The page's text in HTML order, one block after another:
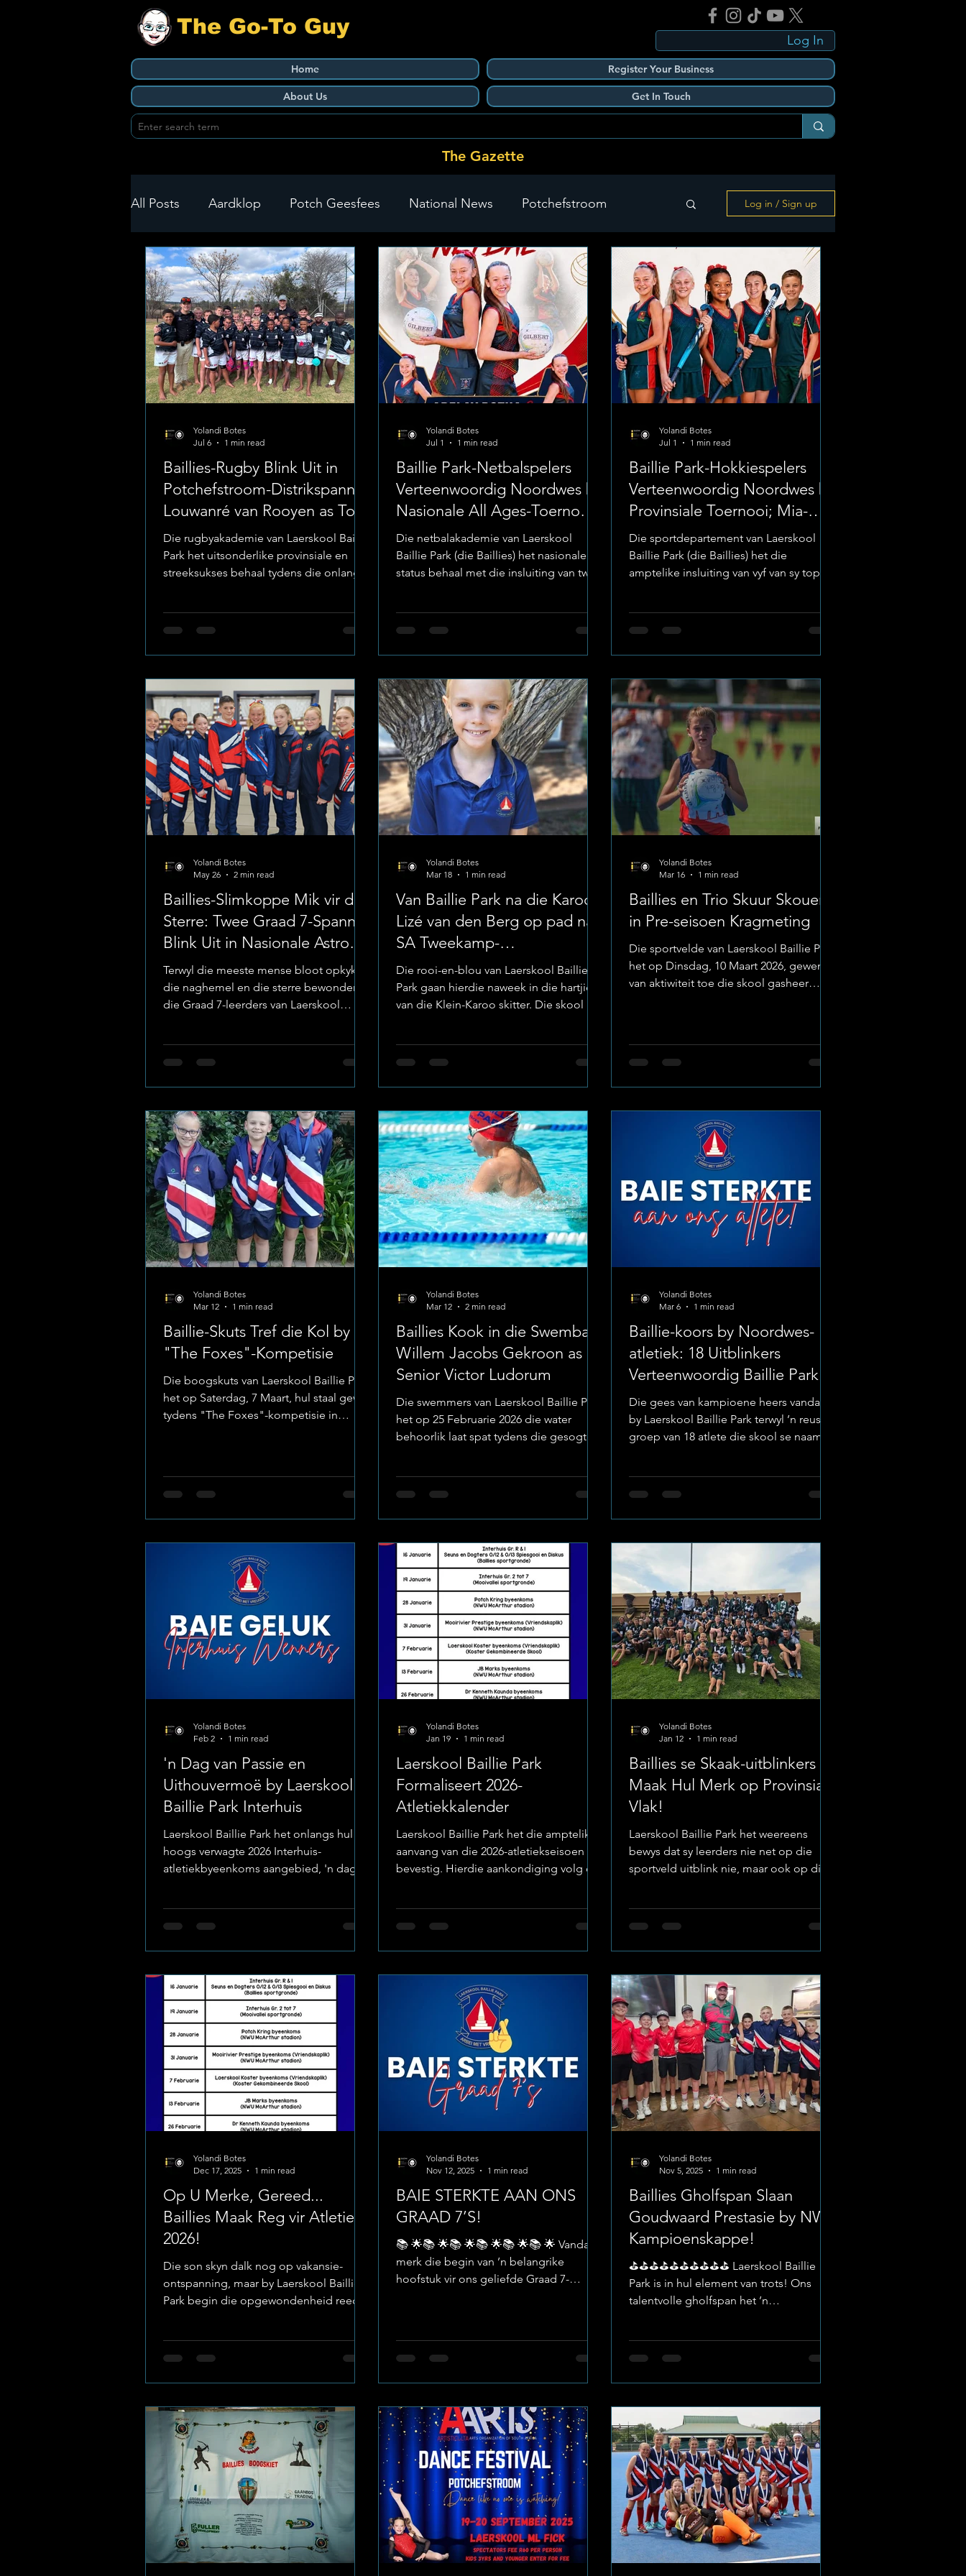
The Go-To Guy
Log In
Home
About Us
Register Your Business
Get In Touch
The Gazette
All Posts Aardklop Potch Geesfees National News Potchefstroom
Ikageng Klerksdorp Carletonville The Go-To Guy Updates Flo-Tek
Build It Green Health
Log in / Sign up
Baillies-Rugby Blink Uit in
Potchefstroom-Distrikspanne;
Louwanré van Rooyen as Top-
Voorspeler Gekroon
Die rugbyakademie van Laerskool Baillie
Park het uitsonderlike provinsiale en
streeksukses behaal tydens die onlangse
op sowel speler- as tegniese vlak
ouderdomsgroepe heen, wat weereens
die hoë gehalte van die instansie se
sportontwikkeling onderstreep. Die
toernooie het oor die afgelope naweek
op twee afsonderlike elite-platforms in
die streek plaasgevind..
Yolandi Botes
Jul 6
1 min read
Baillie Park-Netbalspelers
Verteenwoordig Noordwes by
Nasionale All Ages-Toernooi;
Lelanie Martens as Kaptein
Aanwys
Die netbalakademie van Laerskool
Baillie Park (die Baillies) het nasionale
status behaal met die insluiting van twee
Laerskool Baillie Park Adelay Botha en
provinsie by die gesogte nasionale All
Ages-netbaltoernooi. Die nasionale
kampioenskap het op 29 Junie afgeskop
en duur tot 2 Julie 2026 in Pretoria,
Gauteng. Posisies en Provinsiale
Kapteinskap Die twee Baill
Yolandi Botes
Jul 1
1 min read
Baillie Park-Hokkiespelers
Verteenwoordig Noordwes by
Provinsiale Toernooi; Mia-May
Erasmus as Kaptein Aanwys
Die sportdepartement van Laerskool
Baillie Park (die Baillies) het die
amptelike insluiting van vyf van sy top-
leerders sal vanaf 1 tot 5 Julie 2026 aan ’n
Krugersdorp deelneem. Foto: Laerskool
Baillie Park Hierdie nasionaal-erkende
platform showcase die land se elite
junior hokkietalent en dien as ’n
belangrike stap in die spelers se
sportontwikkeling. Amptelike Speler-i
Yolandi Botes
Jul 1
1 min read
Baillies-Slimkoppe Mik vir die
Sterre: Twee Graad 7-Spanne
Blink Uit in Nasionale Astro
Quiz
Terwyl die meeste mense bloot opkyk na
die naghemel en die sterre bewonder, is
die Graad 7-leerders van Laerskool
ontsyfer. Foto: Laerskool Baillie Park Die
aangekondig dat twee van hul
akademiese top-spanne met groot lof
aan die tweede rondte (Distriksafdeling)
van die nasionale Astro Quiz-vasvra
deelgeneem het. Hierdie strawwe
rondte het op Dinsdag, 19 Mei 2026
Yolandi Botes
May 26
2 min read
Van Baillie Park na die Karoo:
Lizé van den Berg op pad na
SA Tweekamp-
kampioenskappe
Die rooi-en-blou van Laerskool Baillie
Park gaan hierdie naweek in die hartjie
van die Klein-Karoo skitter. Die skool het
Noordwes-provinsie te verteenwoordig
Foto: Laerskool Baillie Park ’n Toets van
Spoed en Uithouvermoë Tweekamp is
een van die mees veeleisende
sportsoorte vir jong atlete, aangesien dit
’n kombinasie van hardloop en swem
behels. Dit verg nie net fisiese fik
Yolandi Botes
Mar 18
1 min read
Baillies en Trio Skuur Skouers
in Pre-seisoen Kragmeting
Die sportvelde van Laerskool Baillie Park
het op Dinsdag, 10 Maart 2026, gewemel
van aktiwiteit toe die skool gasheer
gedien as die ideale platform vir spelers
om hul foute reg te stel en hul
amptelike ligabepalings begin. Vir die
afrigters was dit ’n gulde geleentheid
om te sien hoe die leerders onder
Yolandi Botes
Mar 16
1 min read
Baillie-Skuts Tref die Kol by
"The Foxes"-Kompetisie
Die boogskuts van Laerskool Baillie Park
het op Saterdag, 7 Maart, hul staal gewys
tydens "The Foxes"-kompetisie in
opgelewer. Image: Laerskool Baillie Park
Cubs-afdeling: ’n Baillie-Oorheersing
podium in die Cubs-kategorie
gedomineer. In ’n naelbyt-stryd om die
eerste plek onder die seuns, moes die t
Yolandi Botes
Mar 12
1 min read
Baillies Kook in die Swembad:
Willem Jacobs Gekroon as
Senior Victor Ludorum
Die swemmers van Laerskool Baillie Park
het op 25 Februarie 2026 die water
behoorlik laat spat tydens die gesogte
Dit was ’n dag gekenmerk deur spoed,
"Baillie-gees". Image: Laerskool Baillie
Park Willem Jacobs: Die Koning van die
Water Die groot hoogtepunt van die
dag was die aankondiging van die gala
se top-presteerders. Willem Jacobs het
die kompetisie oorheers en is aangewys
Yolandi Botes
Mar 12
2 min read
Baillie-koors by Noordwes-
atletiek: 18 Uitblinkers
Verteenwoordig Baillie Park
Die gees van kampioene heers vandag
by Laerskool Baillie Park terwyl ’n reuse-
groep van 18 atlete die skool se naam
groep "Baillie-uitblinkers" het hul plek
onwrikbare toewyding en harde werk.
Image: Laerskool Baillie Park ’n Pad van
Sweet en Toewyding Om tot op hierdie
vlak van kompetisie te vorder, is geen
geringe prestasie nie. Dit is die resultaat
van: Ure se har
Yolandi Botes
Mar 6
1 min read
'n Dag van Passie en
Uithouvermoë by Laerskool
Baillie Park Interhuis
Laerskool Baillie Park het onlangs hul
hoogs verwagte 2026 Interhuis-
atletiekbyeenkoms aangebied, 'n dag
geleentheid het gesien hoe leerders
hulle hul onderskeie huise
verteenwoordig het, wat 'n elektriese
atmosfeer op die pawiljoene en die
baan geskep het. Na 'n vol program van
naelbyt-items het die skool die gees van
gesonde kompetisie gevier wat 'n
hoeksteen van die B
Yolandi Botes
Feb 2
1 min read
Laerskool Baillie Park
Formaliseert 2026-
Atletiekkalender
Laerskool Baillie Park het die amptelike
aanvang van die 2026-atletiekseisoen
bevestig. Hierdie aankondiging volg op
sportkalender vir leerders, ouers en
Voorbereiding en Logistiek Die skool
het aangedui dat die atlete die
voorbereidingsfase voltooi het en
gereed is vir die komende kompetisies
op die baan en veld. Die vrystelling van
die atletiekdatums dien as 'n f
Yolandi Botes
Jan 19
1 min read
Baillies se Skaak-uitblinkers
Maak Hul Merk op Provinsiale
Vlak!
Laerskool Baillie Park het weereens
bewys dat sy leerders nie net op die
sportveld uitblink nie, maar ook op die
onlangs die eer gehad om hul distrik op
Laerskool Baillie Park Gedurende die
naweek van 6 tot 7 Desember 2025, het
Nandus Conradie, Janco Combrink,
Nickes Combrink, Janco Kruger en
Zenica Stols as lede van die Dr. Kenneth
Kaunda-distrikspan deelgen
Yolandi Botes
Jan 12
1 min read
Op U Merke, Gereed...
Baillies Maak Reg vir Atletiek
2026!
Die son skyn dalk nog op vakansie-
ontspanning, maar by Laerskool Baillie
Park begin die opgewondenheid reeds
amptelik aangekondig dat die 2026-
boodskap is duidelik: Die Baillies-atlete
is reg om alles op die baan te gee.
Image: Laerskool Baillie Park ’n Seisoen
van Gees en Staal Atletiek by Baillie Park
is meer as net hardloop en spring; dit is
’n instelling. Die skool sien
Yolandi Botes
Dec 17, 2025
1 min read
BAIE STERKTE AAN ONS
GRAAD 7’S!
📚 🌟📚 🌟📚 🌟📚 🌟📚 🌟📚 🌟 Vandag
merk die begin van ’n belangrike
hoofstuk vir ons geliefde Graad 7-
groei, herinneringe, vriendskappe en
ongelooflike leergeleenthede. Image:
skoolgemeenskap is ongelooflik trots
op elke leerder se toewyding en
deursettingsvermoë gedurende 2025.
Hierdie eksamens
Yolandi Botes
Nov 12, 2025
1 min read
Baillies Gholfspan Slaan
Goudwaard Prestasie by NW-
Kampioenskappe!
⛳️⛳️⛳️⛳️⛳️⛳️⛳️⛳️⛳️⛳️ Laerskool Baillie
Park is in hul element van trots! Ons
talentvolle gholfspan het ’n
onlangs by Magaliespark gehou is. Teen
staal gewys en ’n fantastiese 3de plek
losgeslaan! Image: Laerskool Baillie Park
🥇 Sterspeler van die Toernooi ’n Groot
skouerklop aan Hanro van der Merwe
wat die hele toernooi gewen het, met
vier houe los! Sy vasberadenheid en fok
Yolandi Botes
Nov 5, 2025
1 min read